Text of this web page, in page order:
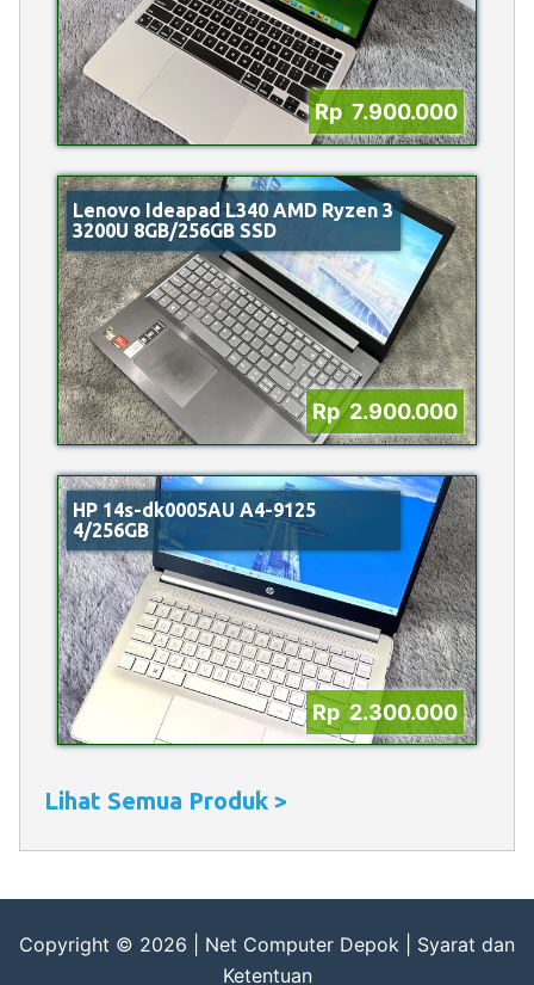
Rp 7.900.000
Lenovo Ideapad L340 AMD Ryzen 3
3200U 8GB/256GB SSD
Rp 2.900.000
HP 14s-dk0005AU A4-9125
4/256GB
Rp 2.300.000
Lihat Semua Produk >
Copyright © 2026 | Net Computer Depok
Syarat dan
Ketentuan